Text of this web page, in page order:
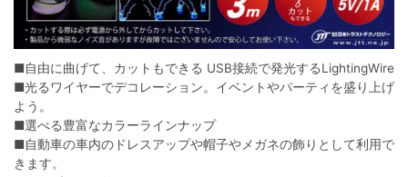
■自由に曲げて、カットもできる USB接続で発光するLightingWire
■光るワイヤーでデコレーション。イベントやパーティを盛り上げ
よう。
■選べる豊富なカラーラインナップ
■自動車の車内のドレスアップや帽子やメガネの飾りとして利用で
きます。